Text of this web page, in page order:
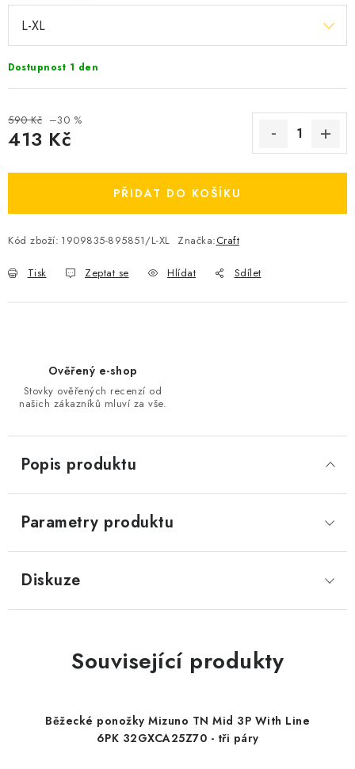
NOVINKY
NOVINKY MIZUNO
OBLÍBENÉ DROBNOSTI
Obchodní podmínky
Velikostní tabulky
Ochrana osobních údajů
Zásady používání souborů cookies
Dostupnost 1 den
590 Kč –30 %
413 Kč
PŘIDAT DO KOŠÍKU
Kód zboží: 1909835-895851/L-XL Značka:Craft
Tisk Zeptat se Hlídat Sdílet
Ověřený e-shop
Stovky ověřených recenzí od
našich zákazníků mluví za vše.
Popis produktu
Parametry produktu
Diskuze
Související produkty
Běžecké ponožky Mizuno TN Mid 3P With Line
6PK 32GXCA25Z70 - tři páry